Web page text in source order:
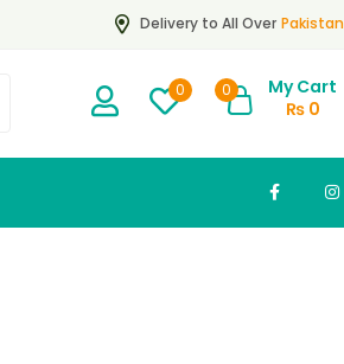
Delivery to All Over Pakistan
0 0
My Cart
₨0